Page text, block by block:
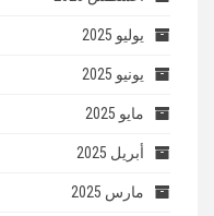
يوليو 2025
يونيو 2025
مايو 2025
أبريل 2025
مارس 2025